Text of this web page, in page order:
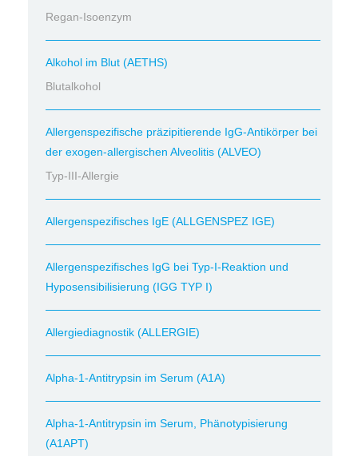
Regan-Isoenzym
Alkohol im Blut (AETHS)
Blutalkohol
Allergenspezifische präzipitierende IgG-Antikörper bei
der exogen-allergischen Alveolitis (ALVEO)
Typ-III-Allergie
Allergenspezifisches IgE (ALLGENSPEZ IGE)
Allergenspezifisches IgG bei Typ-I-Reaktion und
Hyposensibilisierung (IGG TYP I)
Allergiediagnostik (ALLERGIE)
Alpha-1-Antitrypsin im Serum (A1A)
Alpha-1-Antitrypsin im Serum, Phänotypisierung
(A1APT)